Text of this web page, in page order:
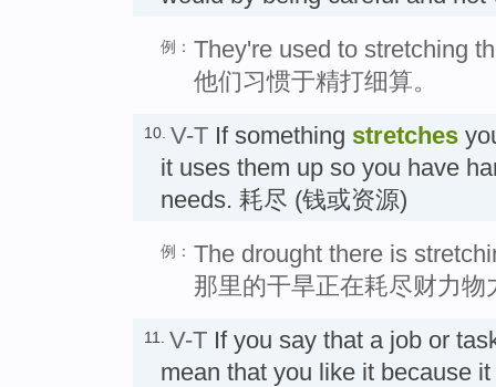
例： They're used to stretching
他们习惯于精打细算。
10. V-T If something stretches
it uses them up so you have
needs. 耗尽 (钱或资源)
例： The drought there is
那里的干旱正在耗尽财力物
11. V-T If you say that a job or
mean that you like it because